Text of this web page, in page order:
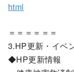
html
＝＝＝＝＝＝
3.HP更新・イベ
◆HP更新情報